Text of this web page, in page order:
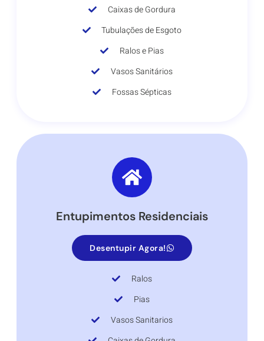
Caixas de Gordura
Tubulações de Esgoto
Ralos e Pias
Vasos Sanitários
Fossas Sépticas
Entupimentos Residenciais
Desentupir Agora!
Ralos
Pias
Vasos Sanitarios